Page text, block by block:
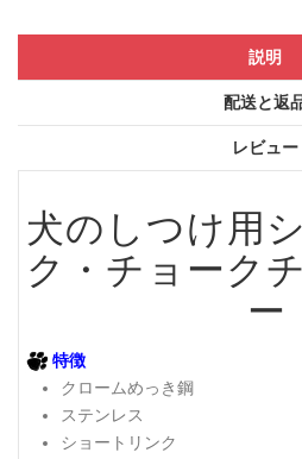
説明
配送と返
レビュー
犬のしつけ用
ク・チョーク
ー
特徴
クロームめっき鋼
ステンレス
ショートリンク